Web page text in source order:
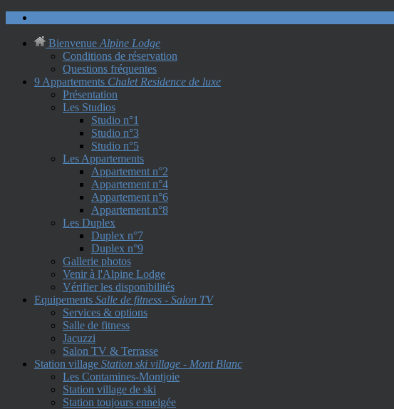
Bienvenue Alpine Lodge
Conditions de réservation
Questions fréquentes
9 Appartements Chalet Residence de luxe
Présentation
Les Studios
Studio n°1
Studio n°3
Studio n°5
Les Appartements
Appartement n°2
Appartement n°4
Appartement n°6
Appartement n°8
Les Duplex
Duplex n°7
Duplex n°9
Gallerie photos
Venir à l'Alpine Lodge
Vérifier les disponibilités
Equipements Salle de fitness - Salon TV
Services & options
Salle de fitness
Jacuzzi
Salon TV & Terrasse
Station village Station ski village - Mont Blanc
Les Contamines-Montjoie
Station village de ski
Station toujours enneigée